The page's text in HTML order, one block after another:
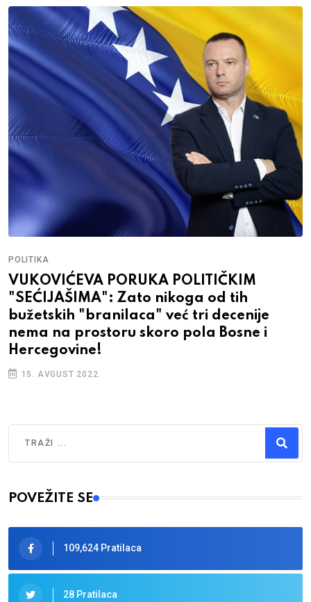
POLITIKA
VUKOVIĆEVA PORUKA POLITIČKIM
"SEĆIJAŠIMA": Zato nikoga od tih
bužetskih "branilaca" već tri decenije
nema na prostoru skoro pola Bosne i
Hercegovine!
15. AVGUST 2022.
Type 2 or more characters for results.
POVEŽITE SE
109,624 Pratilaca
28 Pratilaca